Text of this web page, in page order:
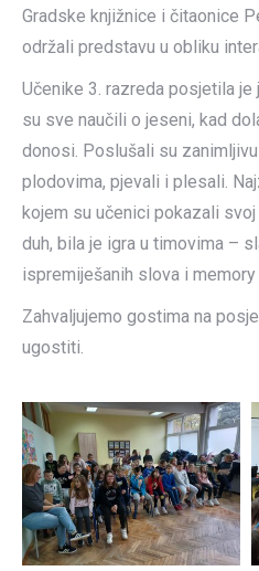
Gradske knjižnice i čitaonice
održali predstavu u obliku
Učenike 3. razreda posjetila
su sve naučili o jeseni, kad
donosi. Poslušali su
plodovima, pjevali i plesali.
kojem su učenici pokazali
duh, bila je igra u timovima –
ispremiješanih slova i memory
Zahvaljujemo gostima na
ugostiti.